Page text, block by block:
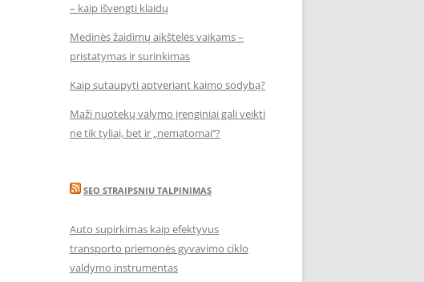
– kaip išvengti klaidų
Medinės žaidimų aikštelės vaikams –
pristatymas ir surinkimas
Kaip sutaupyti aptveriant kaimo sodybą?
Maži nuotekų valymo įrenginiai gali veikti
ne tik tyliai, bet ir „nematomai‘‘?
SEO STRAIPSNIU TALPINIMAS
Auto supirkimas kaip efektyvus
transporto priemonės gyvavimo ciklo
valdymo instrumentas